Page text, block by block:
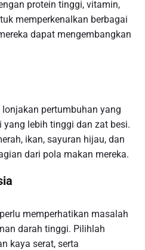
protein tinggi, vitamin,
memperkenalkan berbagai
dapat mengembangkan
pertumbuhan yang
lebih tinggi dan zat besi.
ikan, sayuran hijau, dan
dari pola makan mereka.
memperhatikan masalah
darah tinggi. Pilihlah
kaya serat, serta